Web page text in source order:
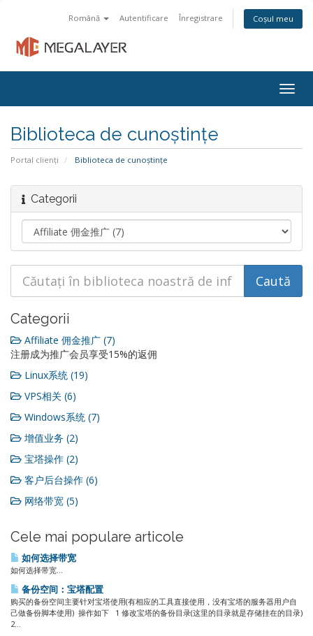
Română Autentificare Înregistrare Coșul meu
Biblioteca de cunoștințe
Portal clienți Biblioteca de cunoștințe
Categorii
Categorii
Affiliate 佣金推广 (7)
注册成为推广会员享受15%的返佣
Linux系统 (19)
VPS相关 (6)
Windows系统 (7)
增值业务 (2)
宝塔操作 (2)
客户后台操作 (6)
网络带宽 (5)
Cele mai populare articole
如何选择带宽
如何选择带宽...
备份空间：宝塔配置
购买的备份空间主要针对宝塔使用(有相应的工具直接使用，没有宝塔的服务器用户自
己做备份脚本使用) 操作如下 1 修改宝塔的备份目录(这里的目录就是存储挂在的目录)
2...